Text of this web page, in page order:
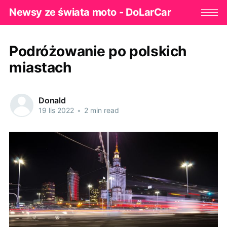
Newsy ze świata moto - DoLarCar
Podróżowanie po polskich
miastach
Donald
19 lis 2022 • 2 min read